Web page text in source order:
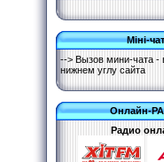
Міні-чат
--> Вызов мини-чата -
нижнем углу сайта
Онлайн-
Радио